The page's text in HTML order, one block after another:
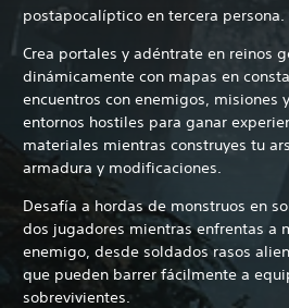
postapocalíptico en tercera persona.
Crea portales y adéntrate en reinos
dinámicamente con mapas en
encuentros con enemigos, misiones
entornos hostiles para ganar
materiales mientras construyes tu
armadura y modificaciones.
Desafía a hordas de monstruos en
dos jugadores mientras enfrentas a
enemigo, desde soldados rasos
que pueden barrer fácilmente a
sobrevivientes.